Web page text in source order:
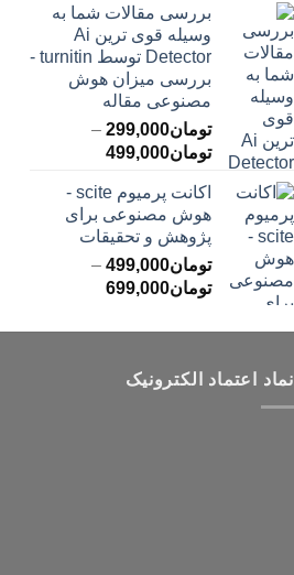
تومان199,000
تا
تومان499,000
بررسی مقالات شما به
وسیله قوی ترین Ai
Detector توسط turnitin -
بررسی میزان هوش
مصنوعی مقاله
تومان299,000
–
تومان499,000محدوده
تا
تومان499,000
اکانت پرمیوم scite -
هوش مصنوعی برای
پژوهش و تحقیقات
تومان499,000
–
تومان699,000محدوده
تومان499,000
نماد اعتماد الکترونیک